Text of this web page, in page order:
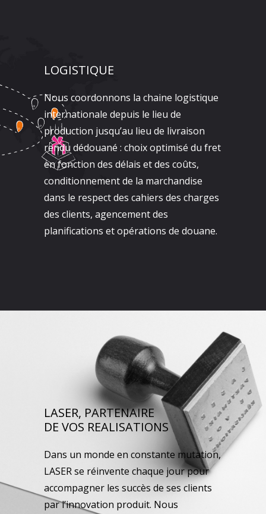
LOGISTIQUE
Nous coordonnons la chaine logistique
internationale depuis le lieu de
production jusqu’au lieu de livraison
rendu dédouané : choix optimisé du fret
en fonction des délais et des coûts,
conditionnement de la marchandise
dans le respect des cahiers des charges
des clients, agencement des
planifications et opérations de douane.
LASER, PARTENAIRE
DE VOS REALISATIONS
Dans un monde en constante mutation,
LASER se réinvente chaque jour pour
accompagner les succès de ses clients
par l’innovation produit. Nous